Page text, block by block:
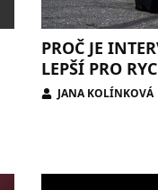
PROČ JE
LEPŠÍ PRO
JANA KOLÍNKOVÁ